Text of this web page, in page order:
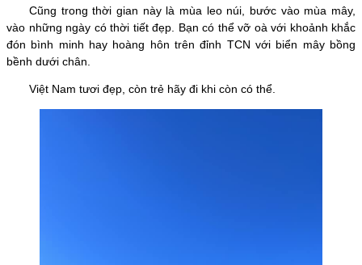
Cũng trong thời gian này là mùa leo núi, bước vào mùa mây,
vào những ngày có thời tiết đẹp. Bạn có thể vỡ oà với khoảnh khắc
đón bình minh hay hoàng hôn trên đỉnh TCN với biển mây bồng
bềnh dưới chân.
Việt Nam tươi đẹp, còn trẻ hãy đi khi còn có thể.